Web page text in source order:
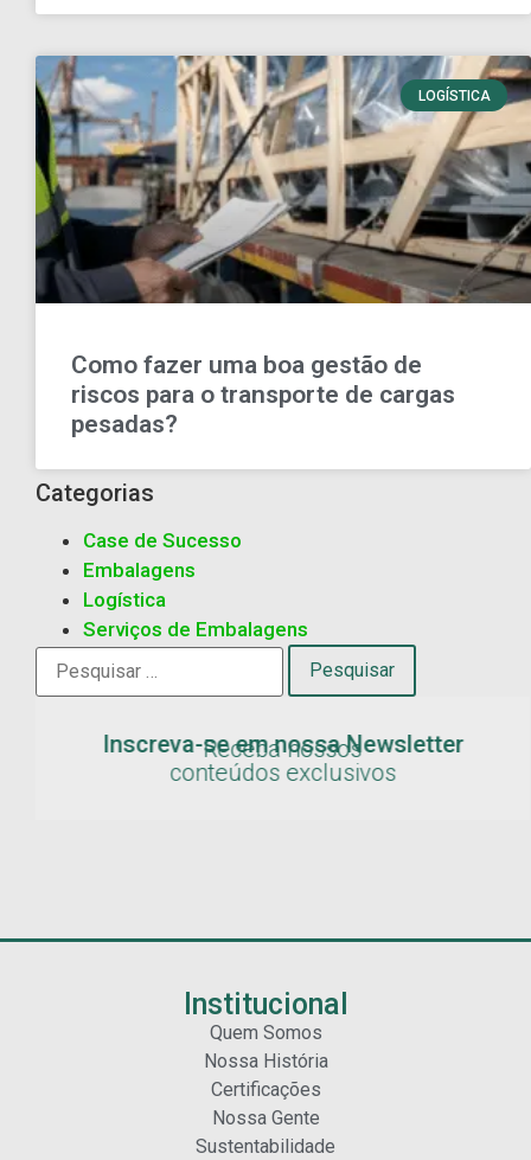
LOGÍSTICA
Como fazer uma boa gestão de
riscos para o transporte de cargas
pesadas?
Categorias
Case de Sucesso
Embalagens
Logística
Serviços de Embalagens
Inscreva-se em nossa Newsletter
Receba nossos
conteúdos exclusivos
Institucional
Quem Somos
Nossa História
Certificações
Nossa Gente
Sustentabilidade